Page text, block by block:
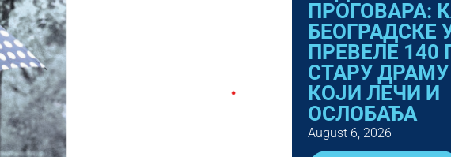
ПРОГОВАРА:
БЕОГРАДСКЕ
ПРЕВЕЛЕ 140
СТАРУ
КОЈИ ЛЕЧИ И
ОСЛОБАЂА
August 6, 2026